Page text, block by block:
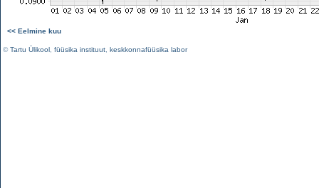
<< Eelmine kuu
©Tartu Ülikool füüsika instituut keskkonnafüüsika labor